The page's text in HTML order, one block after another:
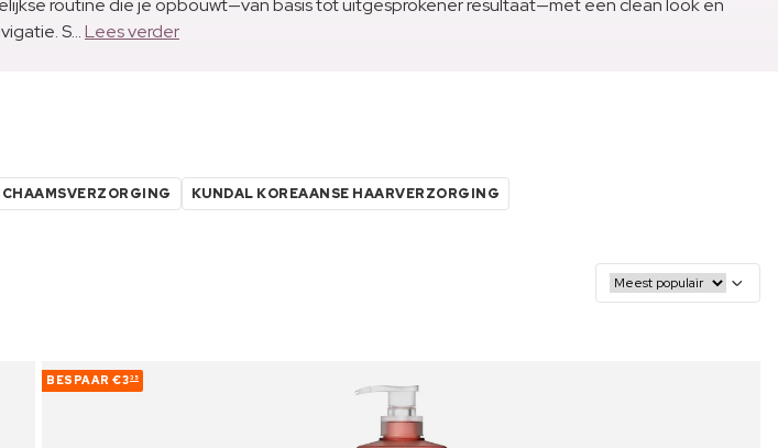
routine die je opbouwt—van basis tot uitgesprokener resultaat—met een clean look en
S...Lees verder
KUNDAL KOREAANSE HAARVERZORGING
BESPAAR €335